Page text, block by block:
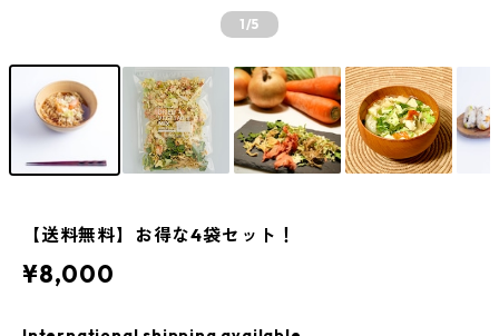
1/5
【送料無料】お得な4袋セット！
¥8,000